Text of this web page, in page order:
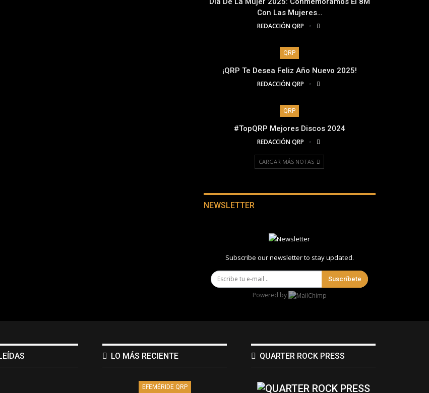
Con Las Mujeres…
REDACCIÓN QRP
QRP
¡QRP Te Desea Feliz Año Nuevo 2025!
REDACCIÓN QRP
QRP
#TopQRP Mejores Discos 2024
REDACCIÓN QRP
CARGAR MÁS NOTAS
NEWSLETTER
Subscribe our newsletter to stay updated.
Suscríbete
Powered by
LO MÁS RECIENTE
EFEMÉRIDE QRP
QUARTER ROCK PRESS